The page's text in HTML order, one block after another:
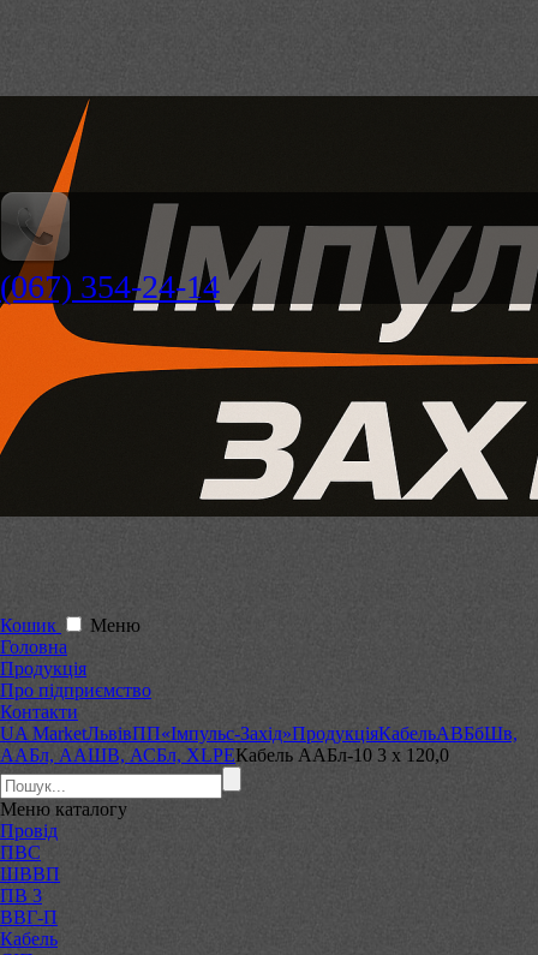
(067) 354-24-14
Кошик
Меню
Головна
Продукція
Про підприємство
Контакти
UA MarketЛьвівПП«Імпульс-Захід»ПродукціяКабельАВБбШв,
ААБл, ААШВ, АСБл, XLPEКабель ААБл-10 3 х 120,0
Меню каталогу
Провід
ПВС
ШВВП
ПВ 3
ВВГ-П
Кабель